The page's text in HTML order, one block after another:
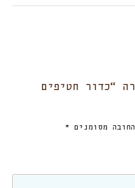
“כדור חטיפים
מסומנים *